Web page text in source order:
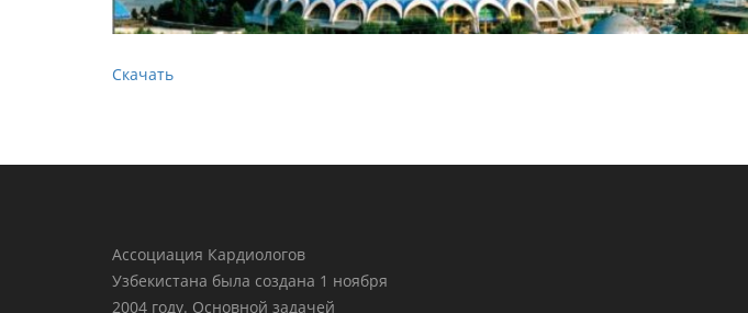
Скачать
Ассоциация Кардиологов
Узбекистана была создана 1 ноября
2004 году. Основной задачей